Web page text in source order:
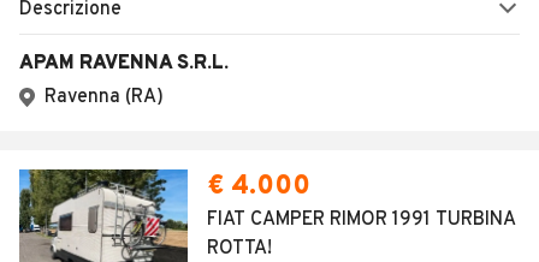
Descrizione
APAM RAVENNA S.R.L.
Ravenna (RA)
€ 4.000
FIAT CAMPER RIMOR 1991 TURBINA
ROTTA!